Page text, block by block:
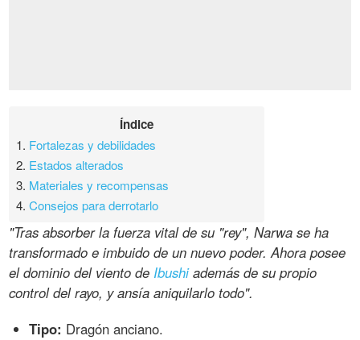
Índice
1. Fortalezas y debilidades
2. Estados alterados
3. Materiales y recompensas
4.Consejos para derrotarlo
"Tras absorber la fuerza vital de su "rey", Narwa se ha
transformado e imbuido de un nuevo poder. Ahora posee
el dominio del viento de Ibushiademás de su propio
control del rayo, y ansía aniquilarlo todo".
Tipo: Dragón anciano.